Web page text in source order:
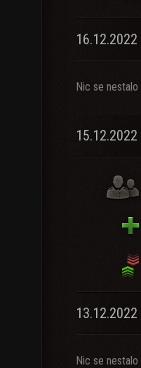
Nic se nestalo
15.12.2022
Nic se nestalo